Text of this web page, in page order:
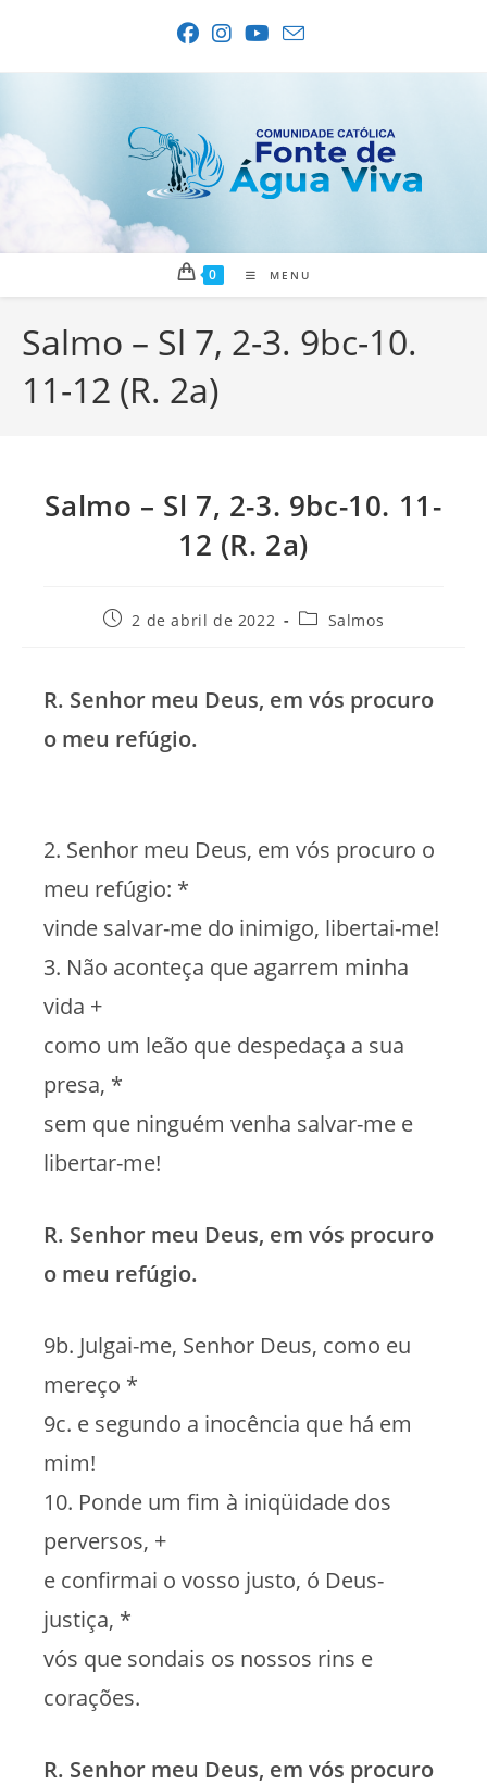
0 MENU
Salmo – Sl 7, 2-3. 9bc-10.
11-12 (R. 2a)
Salmo – Sl 7, 2-3. 9bc-10. 11-
12 (R. 2a)
Post2 de abril de 2022
Categoria
Salmos
R. Senhor meu Deus, em vós procuro
o meu refúgio.
2. Senhor meu Deus, em vós procuro o
meu refúgio: *
vinde salvar-me do inimigo, libertai-me!
3. Não aconteça que agarrem minha
vida +
como um leão que despedaça a sua
presa, *
sem que ninguém venha salvar-me e
libertar-me!
R. Senhor meu Deus, em vós procuro
o meu refúgio.
9b. Julgai-me, Senhor Deus, como eu
mereço *
9c. e segundo a inocência que há em
mim!
10. Ponde um fim à iniqüidade dos
perversos, +
e confirmai o vosso justo, ó Deus-
justiça, *
vós que sondais os nossos rins e
corações.
R. Senhor meu Deus, em vós procuro